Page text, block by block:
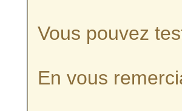
Vous pouvez
En vous